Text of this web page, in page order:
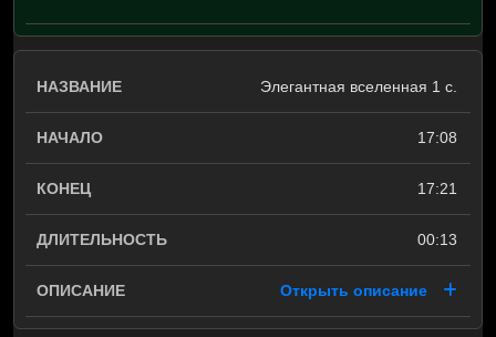
Элегантная вселенная 1 с.
17:08
17:21
00:13
Открыть описание